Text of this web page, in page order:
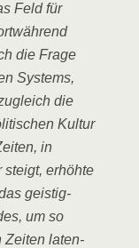
Feld für
die Fra­ge
Sys­tems,
die
Kul­tur
in
steigt, erhöh­te
geis­tig-
um so
Zei­ten laten­